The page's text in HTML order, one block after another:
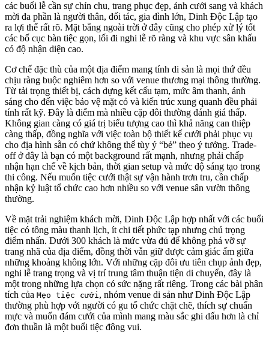
các buổi lễ cần sự chỉn chu, trang phục đẹp, ảnh cưới sang và khách
mời đa phần là người thân, đối tác, gia đình lớn, Dinh Độc Lập tạo
ra lợi thế rất rõ. Mặt bằng ngoài trời ở đây cũng cho phép xử lý tốt
các bố cục bàn tiệc gọn, lối đi nghi lễ rõ ràng và khu vực sân khấu
có độ nhận diện cao.
Cơ chế đặc thù của một địa điểm mang tính di sản là mọi thứ đều
chịu ràng buộc nghiêm hơn so với venue thương mại thông thường.
Từ tải trọng thiết bị, cách dựng kết cấu tạm, mức âm thanh, ánh
sáng cho đến việc bảo vệ mặt cỏ và kiến trúc xung quanh đều phải
tính rất kỹ. Đây là điểm mà nhiều cặp đôi thường đánh giá thấp.
Không gian càng có giá trị biểu tượng cao thì khả năng can thiệp
càng thấp, đồng nghĩa với việc toàn bộ thiết kế cưới phải phục vụ
cho địa hình sẵn có chứ không thể tùy ý “bẻ” theo ý tưởng. Trade-
off ở đây là bạn có một background rất mạnh, nhưng phải chấp
nhận hạn chế về kịch bản, thời gian setup và mức độ sáng tạo trong
thi công. Nếu muốn tiệc cưới thật sự vận hành trơn tru, cần chấp
nhận kỷ luật tổ chức cao hơn nhiều so với venue sân vườn thông
thường.
Về mặt trải nghiệm khách mời, Dinh Độc Lập hợp nhất với các buổi
tiệc có tông màu thanh lịch, ít chi tiết phức tạp nhưng chú trọng
điểm nhấn. Dưới 300 khách là mức vừa đủ để không phá vỡ sự
trang nhã của địa điểm, đồng thời vẫn giữ được cảm giác ấm giữa
những khoảng không lớn. Với những cặp đôi ưu tiên chụp ảnh đẹp,
nghi lễ trang trọng và vị trí trung tâm thuận tiện di chuyển, đây là
một trong những lựa chọn có sức nặng rất riêng. Trong các bài phân
tích của Mẹo tiệc cưới, nhóm venue di sản như Dinh Độc Lập
thường phù hợp với người có gu tổ chức chặt chẽ, thích sự chuẩn
mực và muốn đám cưới của mình mang màu sắc ghi dấu hơn là chỉ
đơn thuần là một buổi tiệc đông vui.